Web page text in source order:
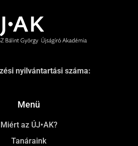
nyilvántartási száma:
Menü
Miért az ÚJ•AK?
Tanáraink